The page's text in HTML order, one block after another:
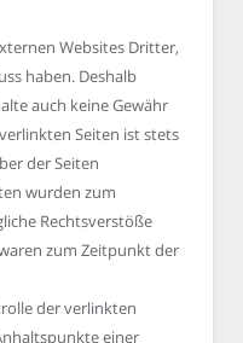
Websites Dritter,
haben. Deshalb
auch keine Gewähr
Seiten ist stets
der Seiten
wurden zum
Rechtsverstöße
zum Zeitpunkt der
der verlinkten
einer